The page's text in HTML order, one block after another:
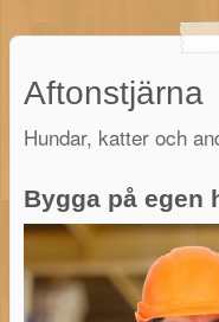
Aftonstjärna
Hundar, katter och
Bygga på egen